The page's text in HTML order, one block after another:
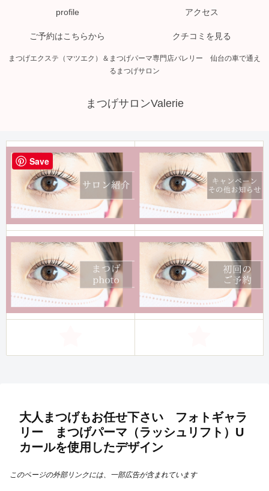
まつげエクステ（マツエク）＆まつげパーマ専門店バレリー 仙台の車で通え
るまつげサロン
まつげサロンValerie
profile アクセス
ご予約はこちらから クチコミを見る
大人まつげもお任せ下さい フォトギャラ
リー まつげパーマ（ラッシュリフト）U
カールを使用したデザイン
このページの外部リンクには、一部広告が含まれています
Save